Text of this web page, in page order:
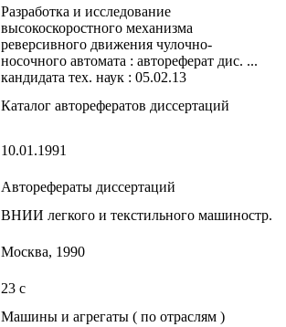
Разработка и исследование
высокоскоростного механизма
реверсивного движения чулочно-
носочного автомата : автореферат дис. ...
кандидата тех. наук : 05.02.13
Каталог авторефератов диссертаций
10.01.1991
Авторефераты диссертаций
ВНИИ легкого и текстильного машиностр.
Москва, 1990
23 с
Машины и агрегаты ( по отраслям )